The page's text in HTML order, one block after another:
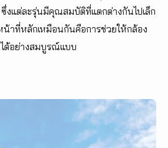
งแต่ละรุ่นมีคุณสมบัติที่แตกต่างกันไปเล็ก
าที่หลักเหมือนกันคือการช่วยให้กล้อง
ด้อย่างสมบูรณ์แบบ